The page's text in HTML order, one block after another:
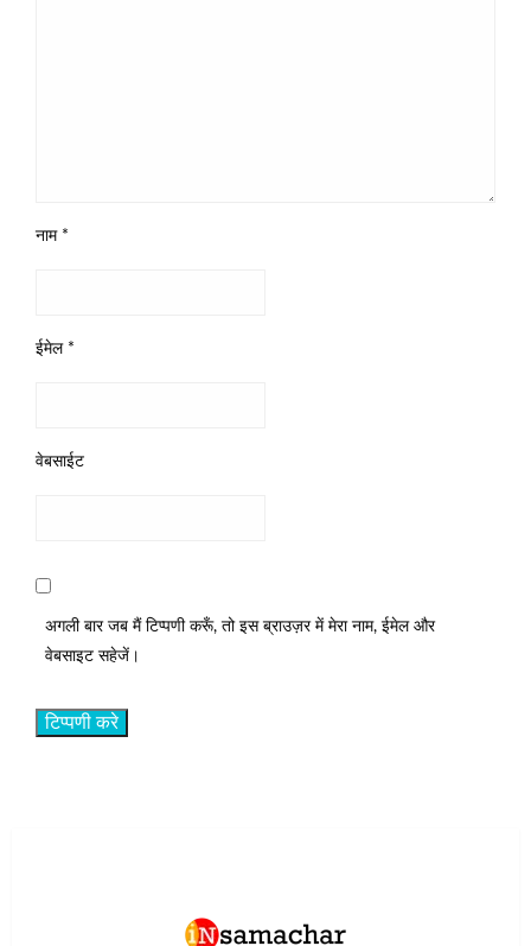
नाम *
ईमेल *
वेबसाईट
अगली बार जब मैं टिप्पणी करूँ, तो इस ब्राउज़र में मेरा नाम, ईमेल और
वेबसाइट सहेजें।